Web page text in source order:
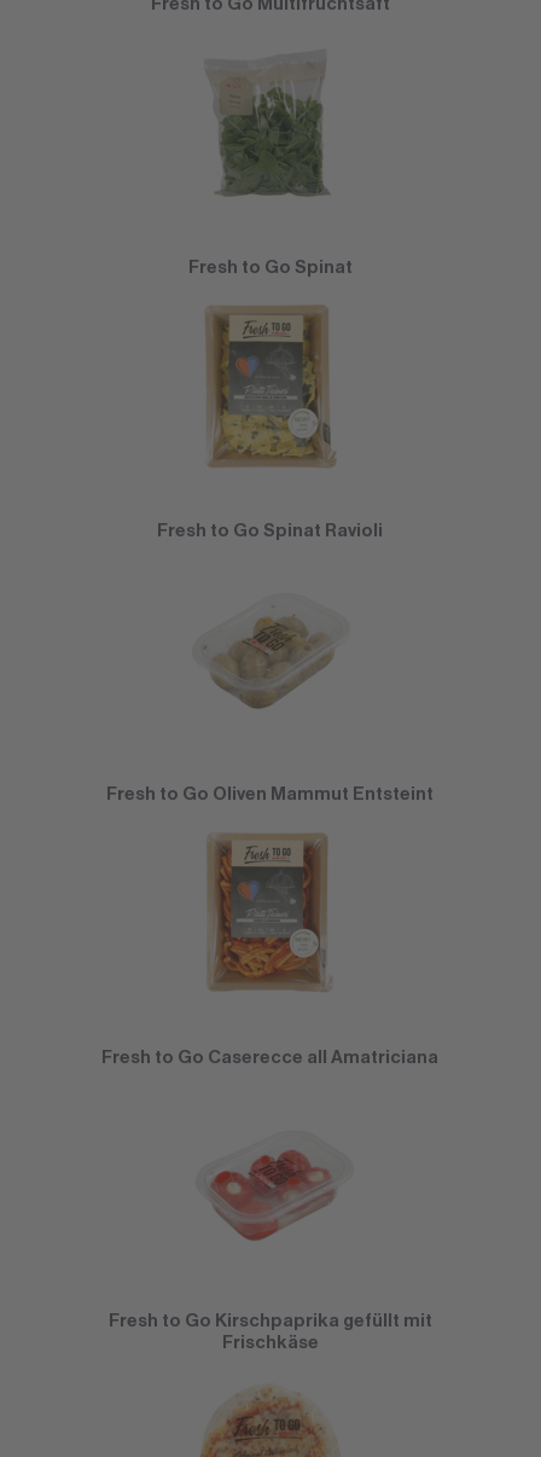
Fresh to Go Spinat
Fresh to Go Spinat Ravioli
Fresh to Go Oliven Mammut Entsteint
Fresh to Go Caserecce all Amatriciana
Fresh to Go Kirschpaprika gefüllt mit
Frischkäse